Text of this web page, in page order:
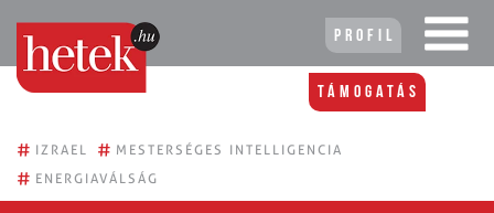
Profil
Támogatás
# IZRAEL # MESTERSÉGES INTELLIGENCIA
# ENERGIAVÁLSÁG